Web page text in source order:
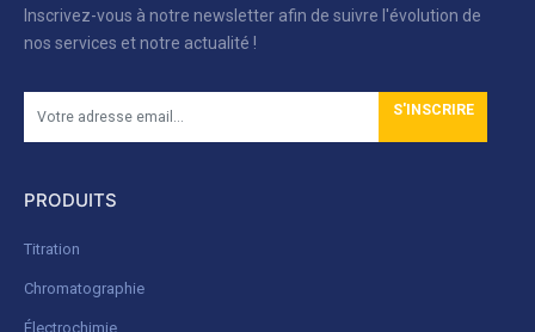
Inscrivez-vous à notre newsletter afin de suivre l'évolution de
nos services et notre actualité !
S'INSCRIRE
PRODUITS
Titration
Chromatographie
Électrochimie